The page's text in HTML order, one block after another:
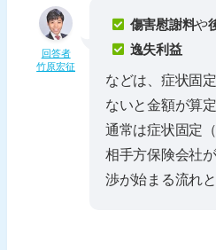
回答者
竹原宏征
傷害慰謝料や
逸失利益
などは、症状固
ないと金額が算
通常は症状固定
相手方保険会社
渉が始まる流れと